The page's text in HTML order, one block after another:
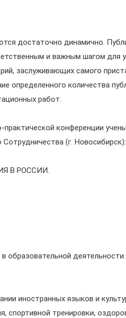
достаточно динамично.
и важным шагом для
заслуживающих самого
определенного количества
работ.
конференции
(г. Новосибирск):
В РОССИИ.
образовательной деятельности.
иностранных языков и
спортивной тренировки,